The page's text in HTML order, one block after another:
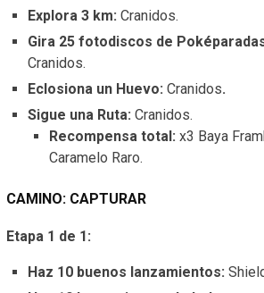
Explora 3 km: Cranidos.
Gira 25 fotodiscos de
Cranidos.
Eclosiona un Huevo: Cranidos.
Sigue una Ruta: Cranidos.
Recompensa total: x3 Baya
Caramelo Raro.
CAMINO: CAPTURAR
Etapa 1 de 1:
Haz 10 buenos lanzamientos: